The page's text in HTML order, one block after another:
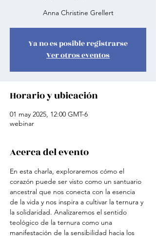
Anna Christine Grellert
Ya no es posible registrarse
Ver otros eventos
Horario y ubicación
01 may 2025, 12:00 GMT-6
webinar
Acerca del evento
En esta charla, exploraremos cómo el
corazón puede ser visto como un santuario
ancestral que nos conecta con la esencia
de la vida y nos inspira a cultivar la ternura y
la solidaridad. Analizaremos el sentido
teológico de la ternura como una
manifestación de la sensibilidad hacia los